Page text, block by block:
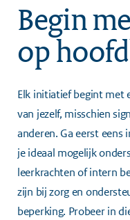
Begin
op
Elk initiatief begint met
van jezelf, misschien
anderen. Ga eerst eens
je ideaal mogelijk
leerkrachten of intern
zijn bij zorg en
beperking. Probeer in